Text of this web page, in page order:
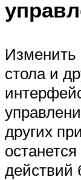
Изменить
стола и
других
действий